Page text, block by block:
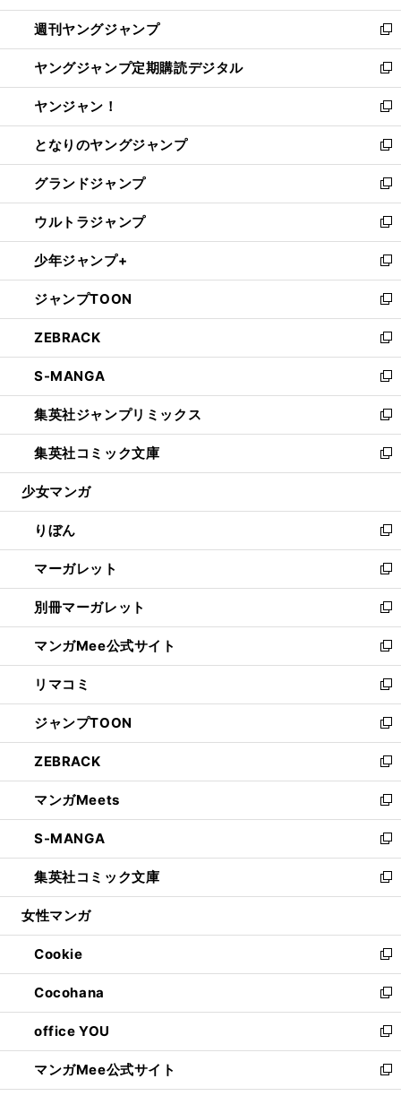
開
く
ウ
で
開
く
ン
ド
ウ
で
開
く
ウ
ィ
ン
ド
ウ
で
開
く
週刊ヤングジャンプ
新
し
い
ウ
ィ
ン
ド
ウ
で
開
く
ヤングジャンプ定期購読デジタル
新
し
い
ウ
ィ
ン
ド
ウ
で
開
く
ヤンジャン！
新
し
い
ウ
ィ
ン
ド
ウ
で
開
く
となりのヤングジャンプ
新
し
い
ウ
ィ
ン
ド
ウ
で
開
く
グランドジャンプ
新
し
い
ウ
ィ
ン
ド
ウ
で
開
く
ウルトラジャンプ
新
し
い
ウ
ィ
ン
ド
ウ
で
開
く
少年ジャンプ+
新
し
い
ウ
ィ
ン
ド
ウ
で
開
く
ジャンプTOON
新
し
い
ウ
ィ
ン
ド
ウ
で
開
ZEBRACK
新
し
い
ウ
ィ
ン
ド
ウ
開
く
S-MANGA
新
し
い
ウ
ィ
ン
ウ
で
開
く
集英社ジャンプリミックス
新
し
い
ウ
ン
ド
ウ
で
開
く
集英社コミック文庫
新
し
ウ
ィ
ン
ド
ウ
で
開
く
少女マンガ
りぼん
新
し
い
ウ
ィ
ン
ド
ウ
で
開
く
マーガレット
新
し
い
ウ
ィ
ン
ド
ウ
で
開
く
別冊マーガレット
新
し
い
ウ
ィ
ン
ド
ウ
で
開
く
マンガMee公式サイト
新
し
い
ウ
ィ
ン
ド
ウ
で
開
く
リマコミ
新
し
い
ウ
ィ
ン
ド
ウ
で
開
く
ジャンプTOON
新
し
い
ウ
ィ
ン
ド
ウ
で
開
ZEBRACK
新
し
い
ウ
ィ
ン
ド
ウ
開
く
マンガMeets
新
し
い
ウ
ィ
ン
ウ
で
開
く
S-MANGA
新
し
い
ウ
ン
ド
ウ
で
開
く
集英社コミック文庫
新
し
ウ
ィ
ン
ド
ウ
で
開
く
女性マンガ
Cookie
新
し
い
ウ
ィ
ン
ド
ウ
Cocohana
新
し
い
ウ
ィ
ン
office YOU
新
し
い
ウ
マンガMee公式サイト
新
し